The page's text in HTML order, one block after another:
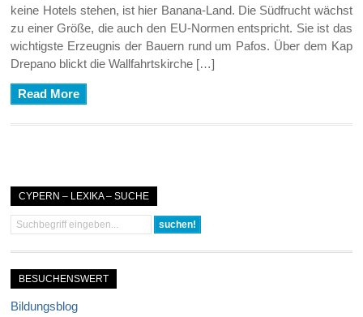
keine Hotels stehen, ist hier Banana-Land. Die Südfrucht wächst
zu einer Größe, die auch den EU-Normen entspricht. Sie ist das
wichtigste Erzeugnis der Bauern rund um Pafos. Über dem Kap
Drepano blickt die Wallfahrtskirche […]
Read More
CYPERN – LEXIKA – SUCHE
BESUCHENSWERT
Bildungsblog